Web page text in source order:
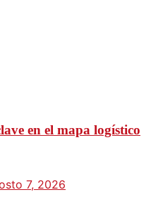
en el mapa logístico
7, 2026